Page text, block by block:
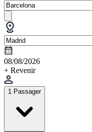
08/08/2026
+ Revenir
1 Passager